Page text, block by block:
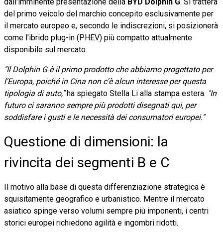
del primo veicolo del marchio concepito esclusivamente per
il mercato europeo e, secondo le indiscrezioni, si posizionerà
come l'ibrido plug-in (PHEV) più compatto attualmente
disponibile sul mercato.
"Il Dolphin G è il primo prodotto che abbiamo progettato per
l'Europa, poiché in Cina non c'è alcun interesse per questa
tipologia di auto,"ha spiegato Stella Li alla stampa estera. "In
futuro ci saranno sempre più prodotti disegnati qui, per
soddisfare i gusti e le necessità dei consumatori europei."
Questione di dimensioni: la
rivincita dei segmenti B e C
Il motivo alla base di questa differenziazione strategica è
squisitamente geografico e urbanistico. Mentre il mercato
asiatico spinge verso volumi sempre più imponenti, i centri
storici europei richiedono agilità e ingombri ridotti.